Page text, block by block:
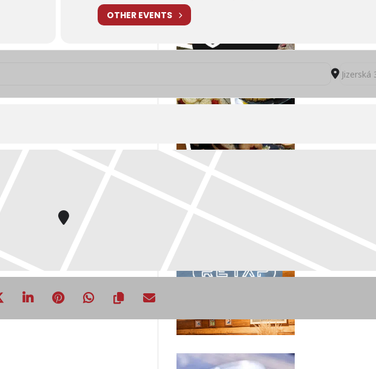
OTHER EVENTS